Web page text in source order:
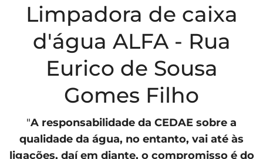
Limpadora de caixa
d'água ALFA - Rua
Eurico de Sousa
Gomes Filho
"A responsabilidade da CEDAE sobre a
qualidade da água, no entanto, vai até às
ligações, daí em diante, o compromisso é do